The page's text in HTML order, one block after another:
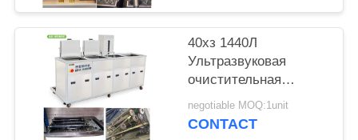
40хз 1440Л
Ультразвуковая
очистительная
машина 4 танков,
очищающих
negotiable MOQ:1unit
CONTACT